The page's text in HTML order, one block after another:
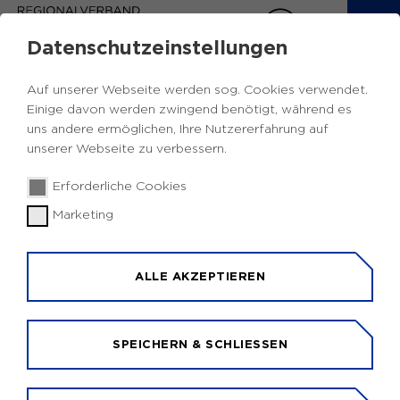
EU-FÖRDERMITTEL IM
RUHRGEBIET
TRANSPARENZ HERSTELLEN
und Dienstleistungen. Sie fördert die Qualität der
Datenschutzeinstellungen
Auf unserer Webseite werden sog. Cookies verwendet.
Einige davon werden zwingend benötigt, während es
uns andere ermöglichen, Ihre Nutzererfahrung auf
unserer Webseite zu verbessern.
Erforderliche Cookies
Marketing
ALLE AKZEPTIEREN
SPEICHERN & SCHLIESSEN